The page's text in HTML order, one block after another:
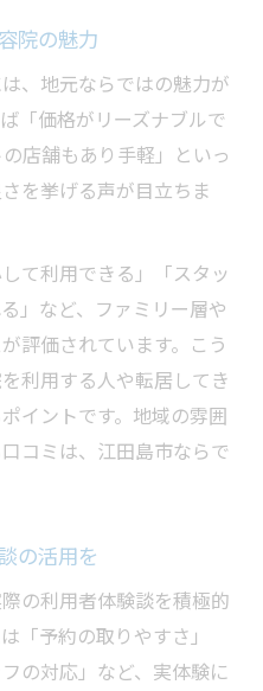
院の魅力
、地元ならではの魅力が
「価格がリーズナブルで
店舗もあり手軽」といっ
を挙げる声が目立ちま
て利用できる」「スタッ
」など、ファミリー層や
評価されています。こう
利用する人や転居してき
イントです。地域の雰囲
コミは、江田島市ならで
の活用を
の利用者体験談を積極的
「予約の取りやすさ」
の対応」など、実体験に